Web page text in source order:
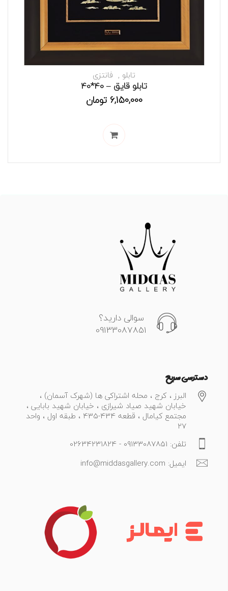
تابلو فانتزی
تابلو قایق – 40*40
6,150,000 تومان
سوالی دارید؟
09133087851
دسترسی سریع
البرز ، کرج ، محله اشتراکی ها (شهرک آسمان) ،
خیابان شهید صیاد شیرازی ، خیابان شهید بابایی ،
مجتمع کیامال ، قطعه 434-435 ، طبقه اول ، واحد
27
تلفن: 09133087851 - 02634231824
ایمیل: info@middasgallery.com